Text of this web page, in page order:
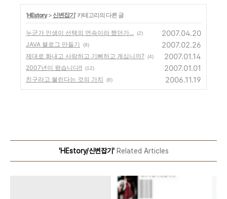
'HEstory>신변잡기' 카테고리의 다른 글
누군가 인생이 선택의 연속이라 했던가... (2) 2007.04.20
JAVA 블로그 만들기 (9) 2007.02.26
제대로 화내고 사랑하고 기뻐하고 계십니까? (4) 2007.01.14
2007년이 왔습니다!! (12) 2007.01.01
친구라고 불린다는 것의 가치 (8) 2006.11.19
'HEstory/신변잡기'Related Articles